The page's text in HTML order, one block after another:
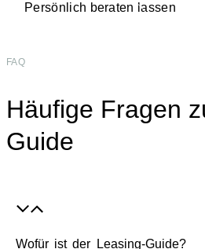
Persönlich beraten lassen
FAQ
Häufige Fragen
Guide
Wofür ist der Leasing-Guide?